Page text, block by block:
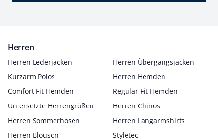
Herren
Herren Lederjacken
Herren Übergangsjacken
Kurzarm Polos
Herren Hemden
Comfort Fit Hemden
Regular Fit Hemden
Untersetzte Herrengrößen
Herren Chinos
Herren Sommerhosen
Herren Langarmshirts
Herren Blouson
Styletec